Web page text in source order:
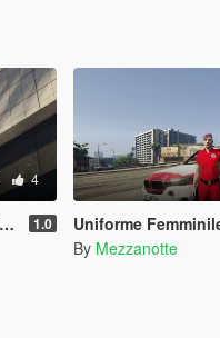
4
1.0 Uniforme Femminile
By Mezzanotte